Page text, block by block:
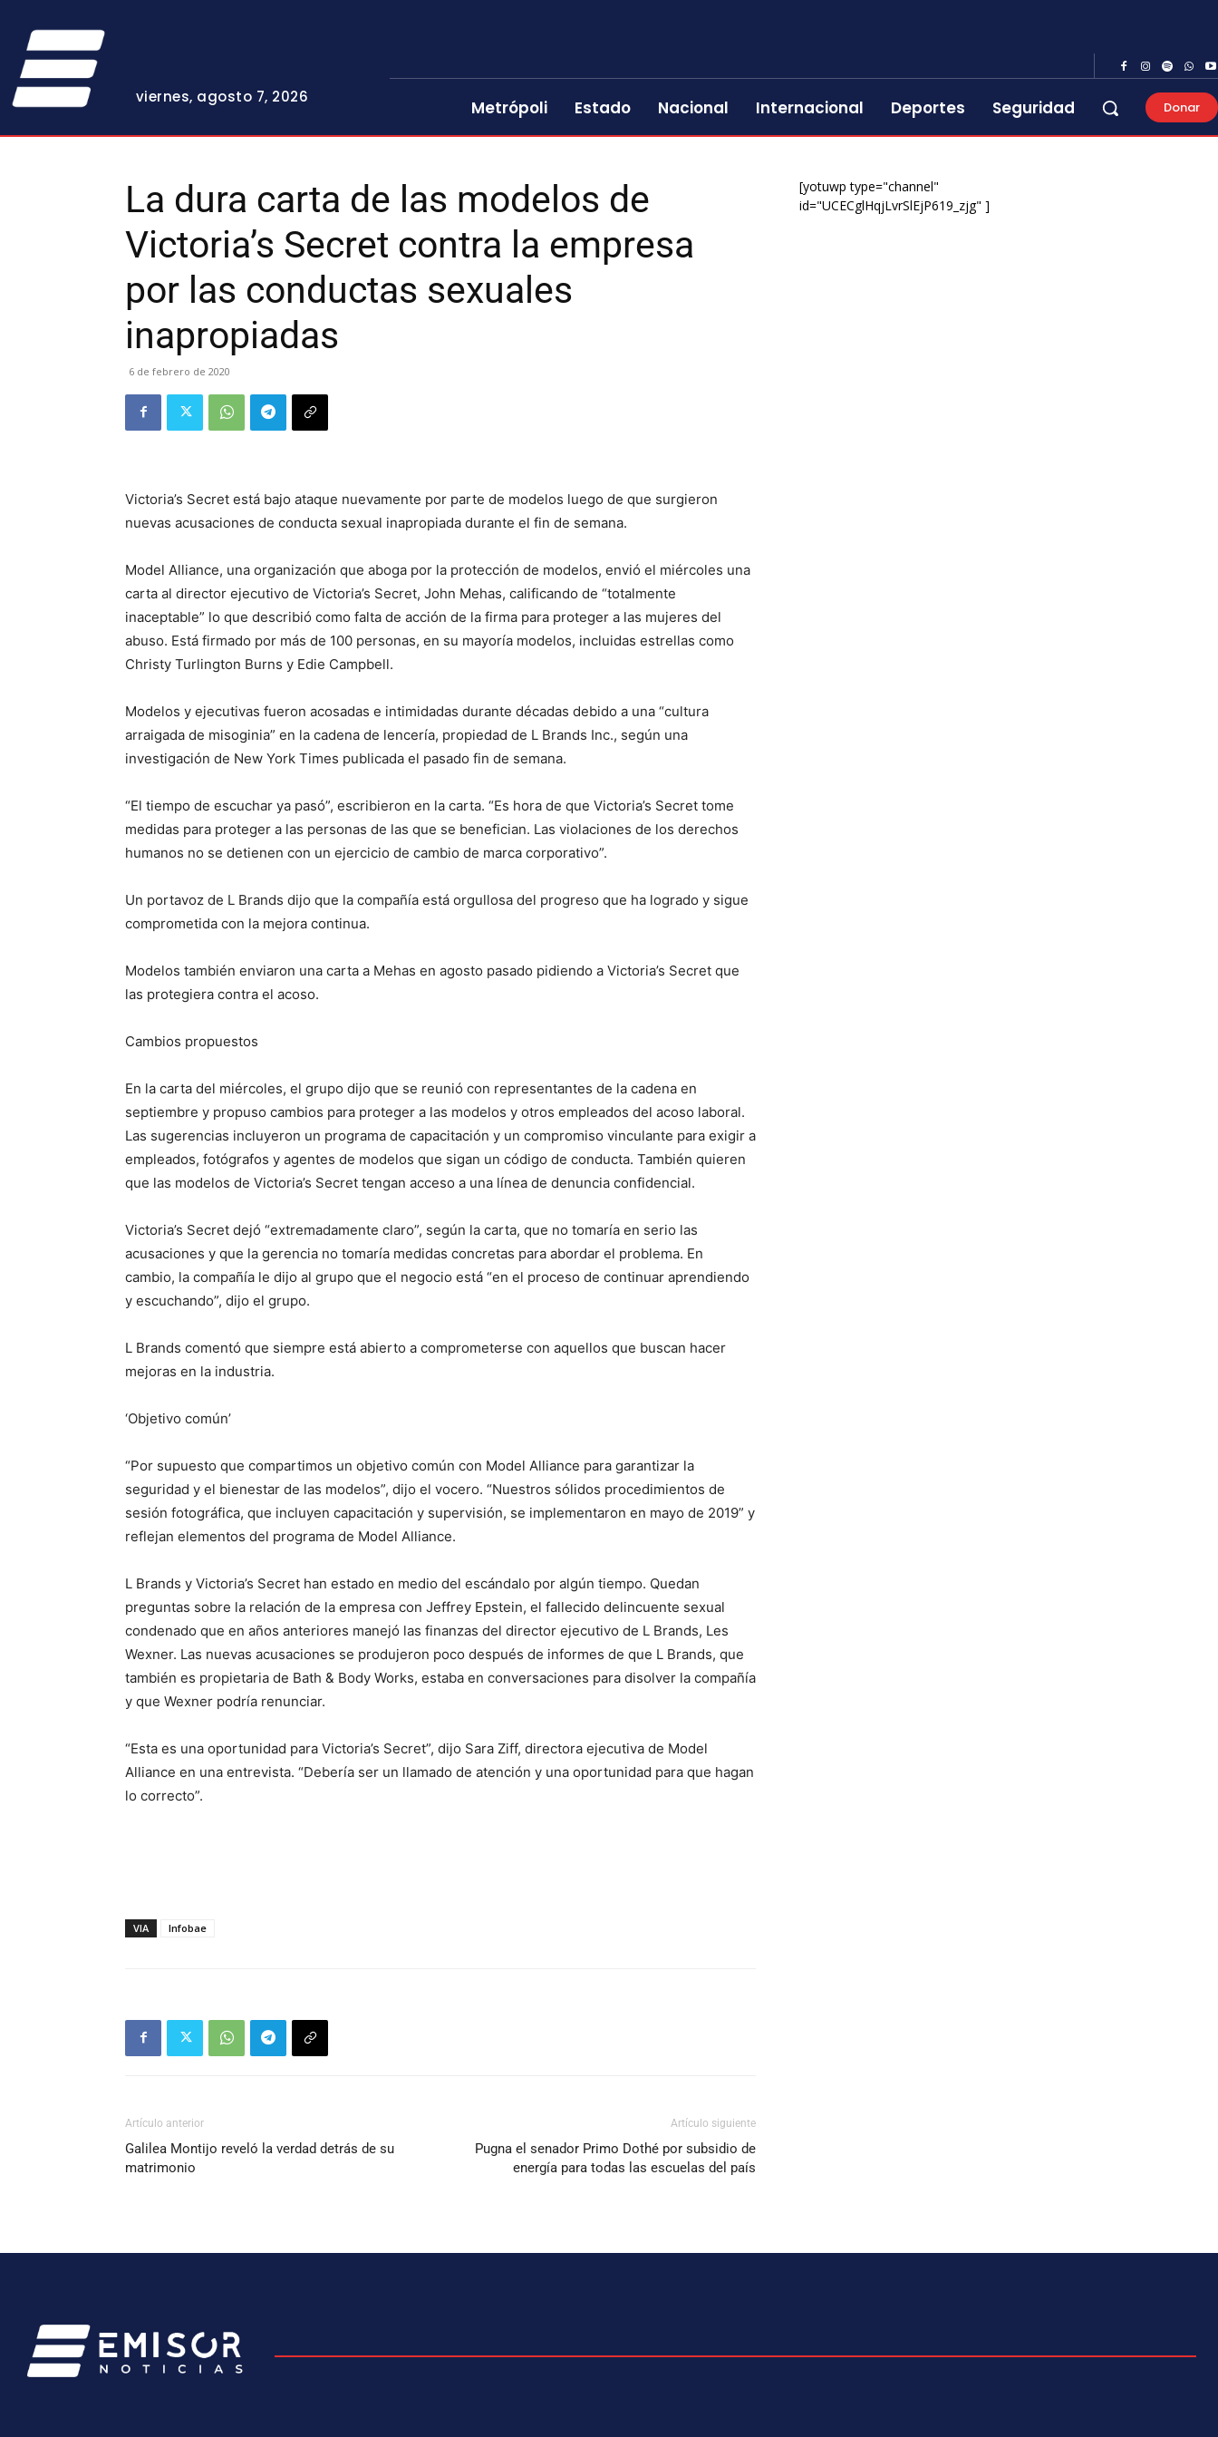
viernes, agosto 7, 2026
Metrópoli Estado Nacional Internacional Deportes Seguridad Donar
La dura carta de las modelos de
Victoria’s Secret contra la empresa
por las conductas sexuales
inapropiadas
6 de febrero de 2020
Victoria’s Secret está bajo ataque nuevamente por parte de modelos luego de que surgieron
nuevas acusaciones de conducta sexual inapropiada durante el fin de semana.
Model Alliance, una organización que aboga por la protección de modelos, envió el miércoles una
carta al director ejecutivo de Victoria’s Secret, John Mehas, calificando de “totalmente
inaceptable” lo que describió como falta de acción de la firma para proteger a las mujeres del
abuso. Está firmado por más de 100 personas, en su mayoría modelos, incluidas estrellas como
Christy Turlington Burns y Edie Campbell.
Modelos y ejecutivas fueron acosadas e intimidadas durante décadas debido a una “cultura
arraigada de misoginia” en la cadena de lencería, propiedad de L Brands Inc., según una
investigación de New York Times publicada el pasado fin de semana.
“El tiempo de escuchar ya pasó”, escribieron en la carta. “Es hora de que Victoria’s Secret tome
medidas para proteger a las personas de las que se benefician. Las violaciones de los derechos
humanos no se detienen con un ejercicio de cambio de marca corporativo”.
Un portavoz de L Brands dijo que la compañía está orgullosa del progreso que ha logrado y sigue
comprometida con la mejora continua.
Modelos también enviaron una carta a Mehas en agosto pasado pidiendo a Victoria’s Secret que
las protegiera contra el acoso.
Cambios propuestos
En la carta del miércoles, el grupo dijo que se reunió con representantes de la cadena en
septiembre y propuso cambios para proteger a las modelos y otros empleados del acoso laboral.
Las sugerencias incluyeron un programa de capacitación y un compromiso vinculante para exigir a
empleados, fotógrafos y agentes de modelos que sigan un código de conducta. También quieren
que las modelos de Victoria’s Secret tengan acceso a una línea de denuncia confidencial.
Victoria’s Secret dejó “extremadamente claro”, según la carta, que no tomaría en serio las
acusaciones y que la gerencia no tomaría medidas concretas para abordar el problema. En
cambio, la compañía le dijo al grupo que el negocio está “en el proceso de continuar aprendiendo
y escuchando”, dijo el grupo.
L Brands comentó que siempre está abierto a comprometerse con aquellos que buscan hacer
mejoras en la industria.
‘Objetivo común’
“Por supuesto que compartimos un objetivo común con Model Alliance para garantizar la
seguridad y el bienestar de las modelos”, dijo el vocero. “Nuestros sólidos procedimientos de
sesión fotográfica, que incluyen capacitación y supervisión, se implementaron en mayo de 2019” y
reflejan elementos del programa de Model Alliance.
L Brands y Victoria’s Secret han estado en medio del escándalo por algún tiempo. Quedan
preguntas sobre la relación de la empresa con Jeffrey Epstein, el fallecido delincuente sexual
condenado que en años anteriores manejó las finanzas del director ejecutivo de L Brands, Les
Wexner. Las nuevas acusaciones se produjeron poco después de informes de que L Brands, que
también es propietaria de Bath & Body Works, estaba en conversaciones para disolver la compañía
y que Wexner podría renunciar.
“Esta es una oportunidad para Victoria’s Secret”, dijo Sara Ziff, directora ejecutiva de Model
Alliance en una entrevista. “Debería ser un llamado de atención y una oportunidad para que hagan
lo correcto”.
VIA Infobae
Artículo anterior
Galilea Montijo reveló la verdad detrás de su
matrimonio
Artículo siguiente
Pugna el senador Primo Dothé por subsidio de
energía para todas las escuelas del país
[yotuwp type="channel"
id="UCECglHqjLvrSlEjP619_zjg" ]